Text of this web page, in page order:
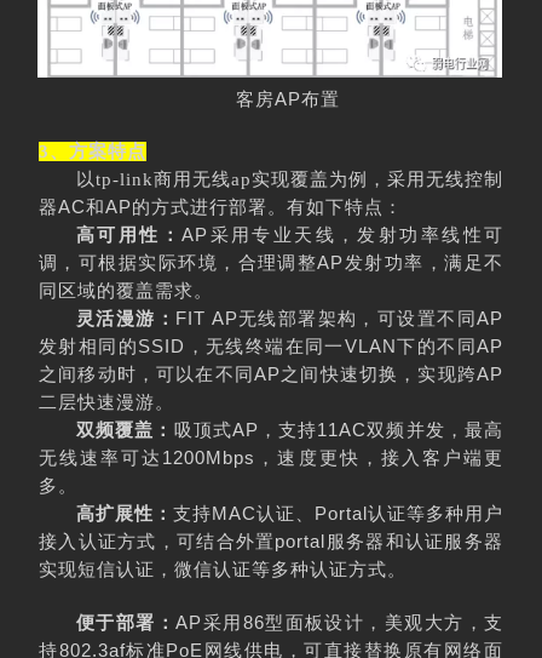
客房AP布置
3、方案特点
以tp-link商用无线ap实现覆盖为例，采用无线控制
器AC和AP的方式进行部署。 有如下特点：
高可用性：AP采用专业天线，发射功率线性可
调，可根据实际环境，合理调整AP发射功率，满足不
同区域的覆盖需求。
灵活漫游： FIT AP无线部署架构，可设置不同AP
发射相同的SSID ，无线终端在同一VLAN下的不同AP
之间移动时，可以在不同 AP之间快速切换，实现跨AP
二层快速漫游。
双频覆盖：
吸顶式AP ，支持11AC双频并发，最高
无线速率可达 1200Mbps ，速度更快，接入客户端更
多。
高扩展性： 支持MAC认证、 Portal认证等多种用户
接入认证方式，可结合外置portal 服务器和认证服务器
实现短信认证，微信认证等多种认证方式。
便于部署：AP采用 86型面板设计，美观大方，支
持802.3af标准PoE 网线供电，可直接替换原有网络面